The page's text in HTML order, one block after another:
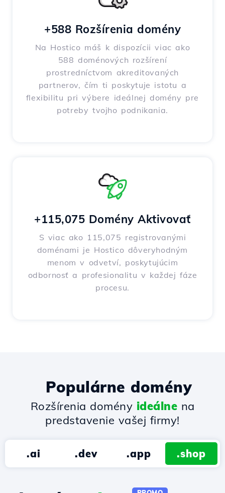
+588 Rozšírenia domény
Na Hostico máš k dispozícii viac ako
588 doménových rozšírení
prostredníctvom akreditovaných
partnerov, čím ti poskytuje istotu a
flexibilitu pri výbere ideálnej domény pre
potreby tvojho podnikania.
+115,075 Domény Aktivovať
S viac ako 115,075 registrovanými
doménami je Hostico dôveryhodným
menom v odvetví, poskytujúcim
odbornosť a profesionalitu v každej fáze
procesu.
Populárne domény
Rozšírenia domény ideálne na
predstavenie vašej firmy!
.ai .dev .app .shop